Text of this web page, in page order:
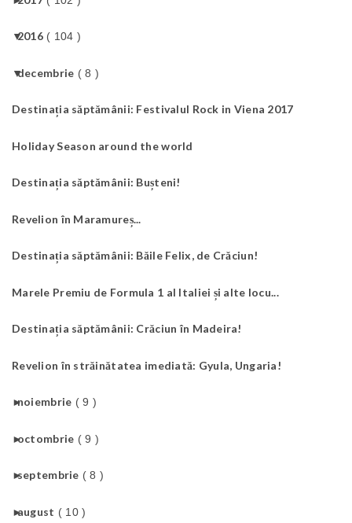
▼
2016 ( 104 )
▼
decembrie ( 8 )
Destinația săptămânii: Festivalul Rock in Viena 2017
Holiday Season around the world
Destinația săptămânii: Bușteni!
Revelion în Maramureș...
Destinația săptămânii: Băile Felix, de Crăciun!
Marele Premiu de Formula 1 al Italiei și alte locu...
Destinația săptămânii: Crăciun în Madeira!
Revelion în străinătatea imediată: Gyula, Ungaria!
►
noiembrie ( 9 )
►
octombrie ( 9 )
►
septembrie ( 8 )
►
august ( 10 )